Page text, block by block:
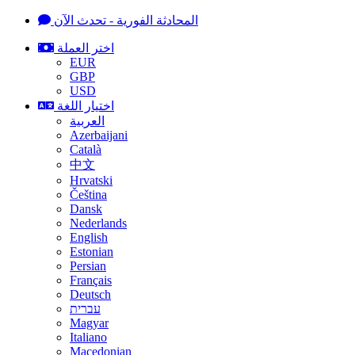
المحادثة الفورية - تحدث الآن
اختر العملة
EUR
GBP
USD
اختيار اللغة
العربية
Azerbaijani
Català
中文
Hrvatski
Čeština
Dansk
Nederlands
English
Estonian
Persian
Français
Deutsch
עברית
Magyar
Italiano
Macedonian